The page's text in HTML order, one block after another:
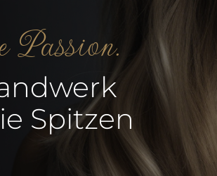
Passion.
Spitzen